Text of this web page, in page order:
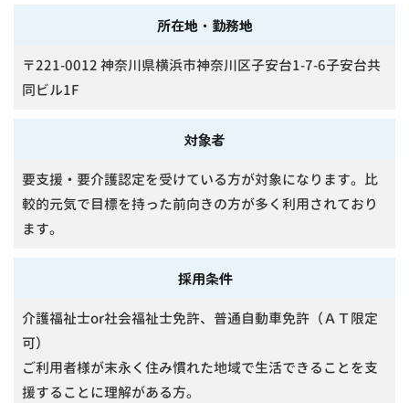
所在地・勤務地
〒221-0012 神奈川県横浜市神奈川区子安台1-7-6子安台共
同ビル1F
対象者
要支援・要介護認定を受けている方が対象になります。比
較的元気で目標を持った前向きの方が多く利用されており
ます。
採用条件
介護福祉士or社会福祉士免許、普通自動車免許（ＡＴ限定
可）
ご利用者様が末永く住み慣れた地域で生活できることを支
援することに理解がある方。